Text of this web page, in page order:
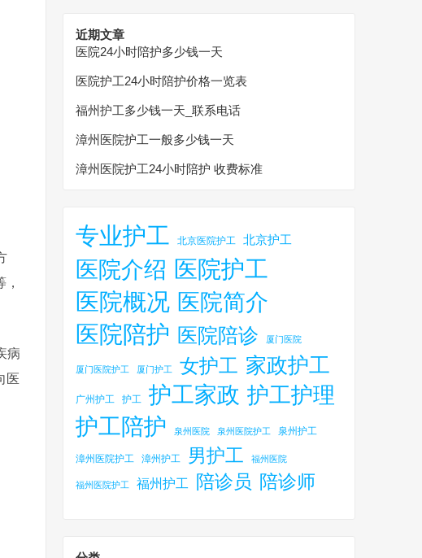
病
医
近期文章
医院24小时陪护多少钱一天
医院护工24小时陪护价格一览表
福州护工多少钱一天_联系电话
漳州医院护工一般多少钱一天
漳州医院护工24小时陪护 收费标准
专业护工 北京医院护工 北京护工
医院介绍 医院护工
医院概况 医院简介
医院陪护 医院陪诊 厦门医院
厦门医院护工 厦门护工 女护工 家政护工
广州护工 护工 护工家政 护工护理
护工陪护
泉州医院 泉州医院护工 泉州护工
漳州医院护工 漳州护工 男护工 福州医院
福州医院护工 福州护工 陪诊员 陪诊师